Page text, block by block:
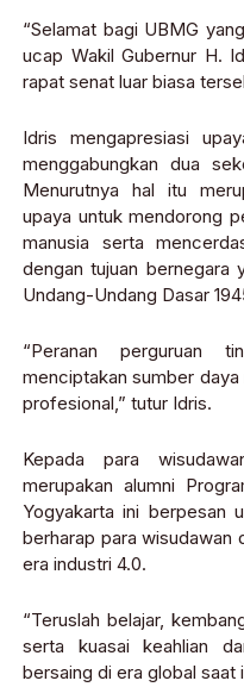
“Selamat bagi UBMG
ucap Wakil Gubernur H.
rapat senat luar biasa
Idris mengapresiasi
menggabungkan dua
Menurutnya hal itu
upaya untuk mendorong
manusia serta
dengan tujuan bernegara
Undang-Undang Dasar
“Peranan perguruan
menciptakan sumber daya
profesional,” tutur Idris.
Kepada para
merupakan alumni
Yogyakarta ini berpesan
berharap para wisudawan
era industri 4.0.
“Teruslah belajar,
serta kuasai keahlian
bersaing di era global saat